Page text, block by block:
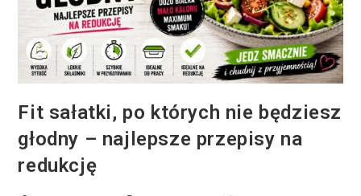
Fit sałatki, po których nie będziesz
głodny – najlepsze przepisy na
redukcję